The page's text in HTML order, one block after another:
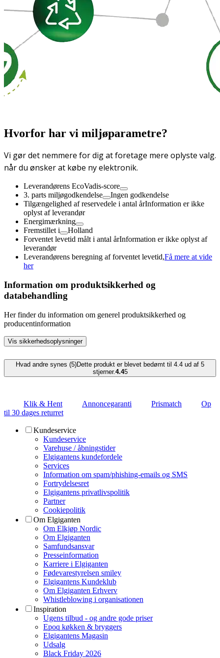
Hvorfor har vi miljøparametre?
Vi gør det nemmere for dig at foretage mere oplyste valg.
når du ønsker at købe ny elektronik.
Leverandørens EcoVadis-score
3. parts miljøgodkendelse
Ingen godkendelse
Tilgængelighed af reservedele i antal årInformation er ikke
oplyst af leverandør
Energimærkning
Fremstillet i
Holland
Forventet levetid målt i antal årInformation er ikke oplyst af
leverandør
Leverandørens beregning af forventet levetid,Få mere at vide
her
Information om produktsikkerhed og
databehandling
Her finder du information om generel produktsikkerhed og
producentinformation
Vis sikkerhedsoplysninger
Hvad andre synes (5)Dette produkt er blevet bedømt til 4.4 ud af 5
stjerner.4.45
Klik & Hent Annoncegaranti Prismatch
Op
til 30 dages returret
Kundeservice
Kundeservice
Varehuse / åbningstider
Elgigantens kundefordele
Services
Information om spam/phishing-emails og SMS
Fortrydelsesret
Elgigantens privatlivspolitik
Partner
Cookiepolitik
Om Elgiganten
Om Elkjøp Nordic
Om Elgiganten
Samfundsansvar
Presseinformation
Karriere i Elgiganten
Fødevarestyrelsen smiley
Elgigantens Kundeklub
Om Elgiganten Erhverv
Whistleblowing i organisationen
Inspiration
Ugens tilbud - og andre gode priser
Epoq køkken & bryggers
Elgigantens Magasin
Udsalg
Black Friday 2026